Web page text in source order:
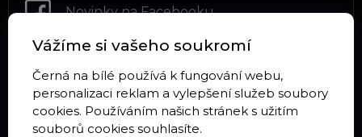
Vážíme si vašeho soukromí
Černá na bílé používá k fungování webu,
personalizaci reklam a vylepšení služeb soubory
cookies. Používáním našich stránek s užitím
souborů cookies souhlasíte.
Novinky na Facebooku
Sledujte Instagram